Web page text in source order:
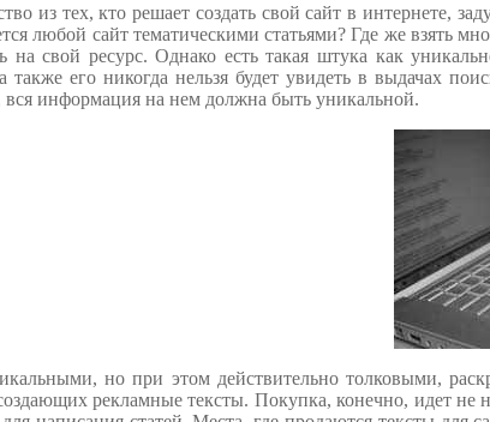
из тех, кто решает создать свой сайт в интернете,
любой сайт тематическими статьями? Где же взять
на свой ресурс. Однако есть такая штука как
также его никогда нельзя будет увидеть в выдачах
вся информация на нем должна быть уникальной.
но при этом действительно толковыми,
рекламные тексты. Покупка, конечно, идет